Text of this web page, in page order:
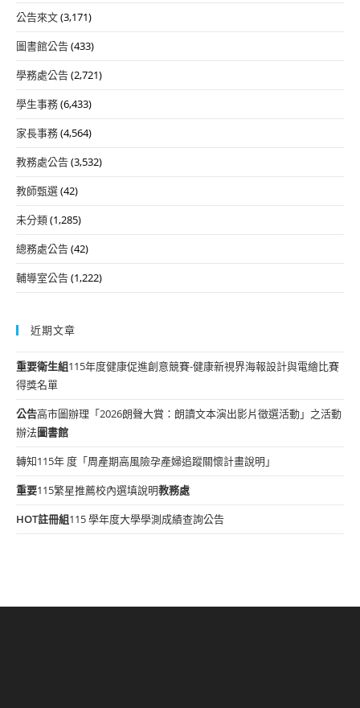
公告來文(3,171)
圖書館公告(433)
學務處公告(2,721)
學生事務(6,433)
家長事務(4,564)
教務處公告(3,532)
教師甄選(42)
未分類(1,285)
總務處公告(42)
輔導室公告(1,222)
近期文章
重要衛生組115年度健康促進創意競賽-健康新視界海報設計與電繪比賽
得獎名單
公告高市圖辦理「2026朗聲大賞：朗讀文本演出影片徵選活動」之活動
辦法圖書館
轉知115年 度「周產期高風險孕產婦追蹤關懷計畫說明」
重要115繁星推薦校內選填說明教務處
HOT註冊組115 學年度大學學測成績查詢公告